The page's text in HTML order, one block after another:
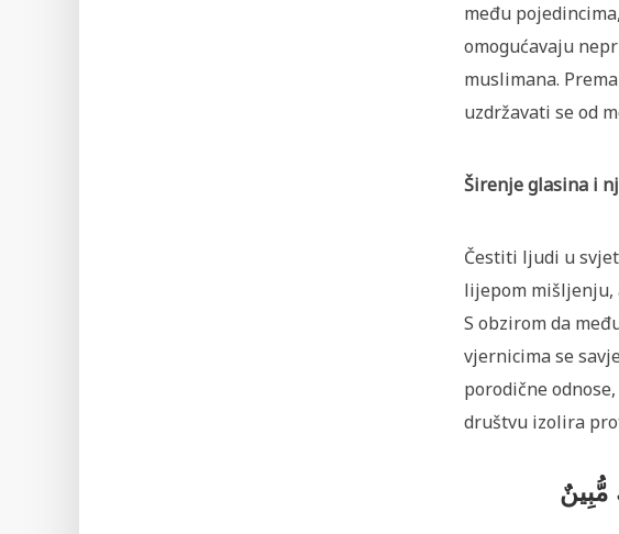
među
omogućavaju
muslimana.
uzdržavati se od
Širenje glasina i
Čestiti ljudi u
lijepom mišljenju,
S obzirom da
vjernicima se
porodične
društvu izolira
مُّبِينٌ